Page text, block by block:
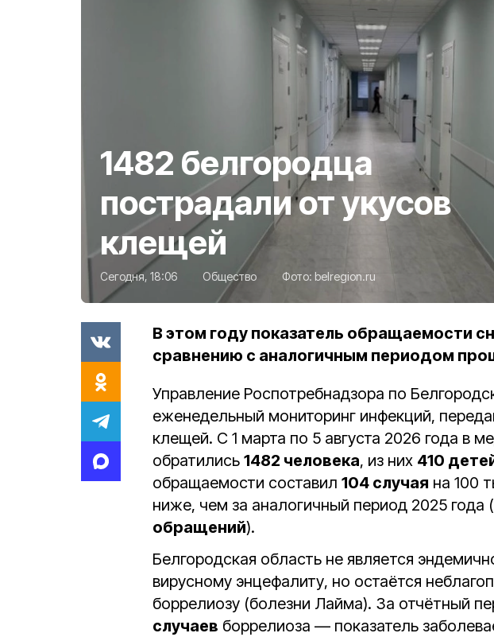
1482 белгородца
пострадали от укусов
клещей
Сегодня, 18:06 Общество Фото: belregion.ru
В этом году показатель обращаемости
сравнению с аналогичным периодом
Управление Роспотребнадзора по
еженедельный мониторинг инфекций,
клещей. С 1 марта по 5 августа 2026 года в
обратились 1482 человека, из них 410
обращаемости составил 104 случая на 100
ниже, чем за аналогичный период 2025 года
обращений).
Белгородская область не является
вирусному энцефалиту, но остаётся
боррелиозу (болезни Лайма). За отчётный
случаев боррелиоза — показатель